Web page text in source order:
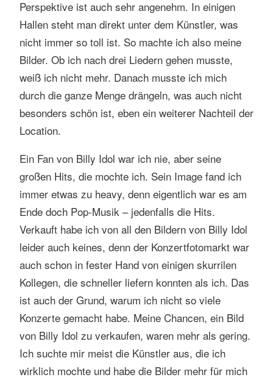
Perspektive ist auch sehr angenehm. In einigen
Hallen steht man direkt unter dem Künstler, was
nicht immer so toll ist. So machte ich also meine
Bilder. Ob ich nach drei Liedern gehen musste,
weiß ich nicht mehr. Danach musste ich mich
durch die ganze Menge drängeln, was auch nicht
besonders schön ist, eben ein weiterer Nachteil der
Location.
Ein Fan von Billy Idol war ich nie, aber seine
großen Hits, die mochte ich. Sein Image fand ich
immer etwas zu heavy, denn eigentlich war es am
Ende doch Pop-Musik – jedenfalls die Hits.
Verkauft habe ich von all den Bildern von Billy Idol
leider auch keines, denn der Konzertfotomarkt war
auch schon in fester Hand von einigen skurrilen
Kollegen, die schneller liefern konnten als ich. Das
ist auch der Grund, warum ich nicht so viele
Konzerte gemacht habe. Meine Chancen, ein Bild
von Billy Idol zu verkaufen, waren mehr als gering.
Ich suchte mir meist die Künstler aus, die ich
wirklich mochte und habe die Bilder mehr für mich